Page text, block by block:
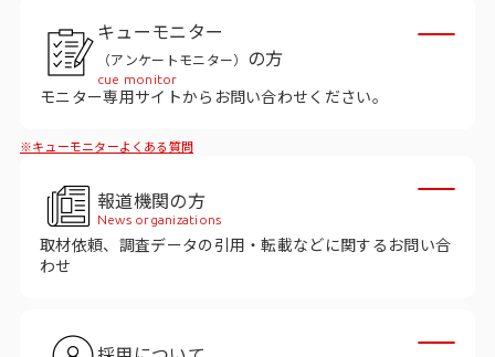
役員紹介
沿革
ニュース・メディア掲載
ソリューション／サービス
キューモニター
（アンケートモニター） の方
cue monitor
モニター専用サイトからお問い合わせください。
※キューモニターよくある質問
報道機関の方
News organizations
取材依頼、調査データの引用・転載などに関するお問い合
わせ